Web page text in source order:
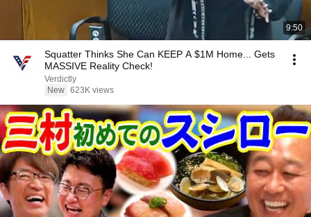
9:50
Squatter Thinks She Can KEEP A $1M Home... Gets
MASSIVE Reality Check!
Verdictly
New 623K views